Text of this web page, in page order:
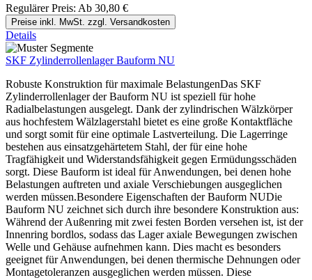
Regulärer Preis: Ab 30,80 €
Preise inkl. MwSt. zzgl. Versandkosten
Details
SKF Zylinderrollenlager Bauform NU
Robuste Konstruktion für maximale BelastungenDas SKF
Zylinderrollenlager der Bauform NU ist speziell für hohe
Radialbelastungen ausgelegt. Dank der zylindrischen Wälzkörper
aus hochfestem Wälzlagerstahl bietet es eine große Kontaktfläche
und sorgt somit für eine optimale Lastverteilung. Die Lagerringe
bestehen aus einsatzgehärtetem Stahl, der für eine hohe
Tragfähigkeit und Widerstandsfähigkeit gegen Ermüdungsschäden
sorgt. Diese Bauform ist ideal für Anwendungen, bei denen hohe
Belastungen auftreten und axiale Verschiebungen ausgeglichen
werden müssen.Besondere Eigenschaften der Bauform NUDie
Bauform NU zeichnet sich durch ihre besondere Konstruktion aus:
Während der Außenring mit zwei festen Borden versehen ist, ist der
Innenring bordlos, sodass das Lager axiale Bewegungen zwischen
Welle und Gehäuse aufnehmen kann. Dies macht es besonders
geeignet für Anwendungen, bei denen thermische Dehnungen oder
Montagetoleranzen ausgeglichen werden müssen. Diese